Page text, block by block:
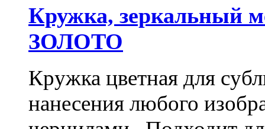
Кружка, зеркальный
ЗОЛОТО
Кружка цветная для
нанесения любого